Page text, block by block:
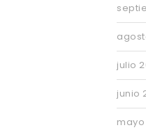
julio
junio